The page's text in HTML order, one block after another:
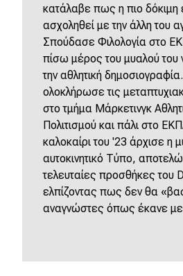
κατάλαβε πως η πιο δόκιμη
ασχοληθεί με την άλλη του
Σπούδασε Φιλολογία στο
πίσω μέρος του μυαλού του
την αθλητική
ολοκλήρωσε τις
στο τμήμα Μάρκετινγκ
Πολιτισμού και πάλι στο
καλοκαίρι του '23 άρχισε η
αυτοκινητικό Τύπο,
τελευταίες προσθήκες του
ελπίζοντας πως δεν θα
αναγνώστες όπως έκανε